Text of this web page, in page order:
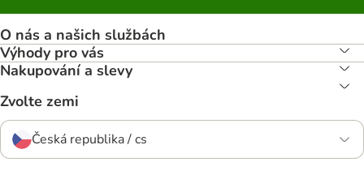
O nás a našich službách
Výhody pro vás
Nakupování a slevy
Zvolte zemi
Česká republika / cs